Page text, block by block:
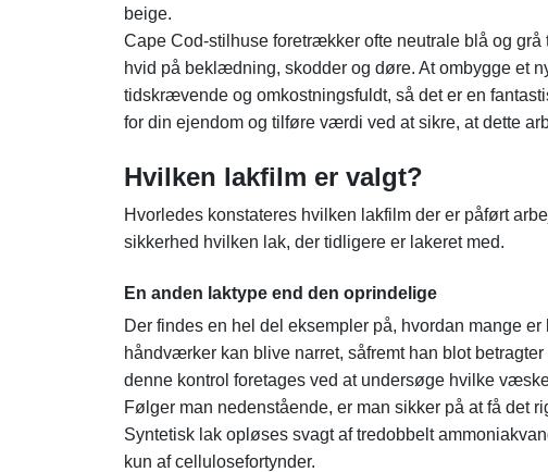
beige.
Cape Cod-stilhuse foretrækker ofte neutrale blå og grå
hvid på beklædning, skodder og døre. At ombygge et
tidskrævende og omkostningsfuldt, så det er en
for din ejendom og tilføre værdi ved at sikre, at dette
Hvilken lakfilm er valgt?
Hvorledes konstateres hvilken lakfilm der er påført
sikkerhed hvilken lak, der tidligere er lakeret med.
En anden laktype end den oprindelige
Der findes en hel del eksempler på, hvordan mange
håndværker kan blive narret, såfremt han blot
denne kontrol foretages ved at undersøge hvilke
Følger man nedenstående, er man sikker på at få det
Syntetisk lak opløses svagt af tredobbelt
kun af cellulosefortynder.